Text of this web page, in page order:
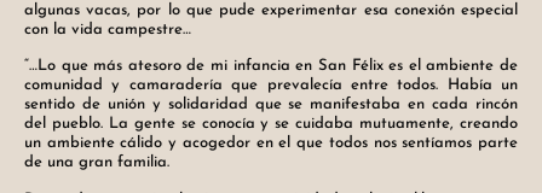
algunas vacas, por lo que pude experimentar esa conexión especial
con la vida campestre…
“…Lo que más atesoro de mi infancia en San Félix es el ambiente de
comunidad y camaradería que prevalecía entre todos. Había un
sentido de unión y solidaridad que se manifestaba en cada rincón
del pueblo. La gente se conocía y se cuidaba mutuamente, creando
un ambiente cálido y acogedor en el que todos nos sentíamos parte
de una gran familia.